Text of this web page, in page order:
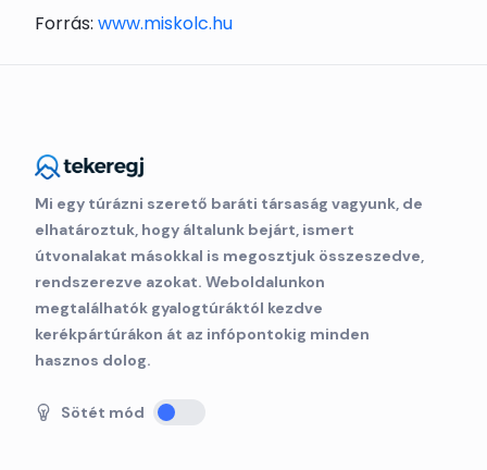
Forrás: www.miskolc.hu
Mi egy túrázni szerető baráti társaság vagyunk, de
elhatároztuk, hogy általunk bejárt, ismert
útvonalakat másokkal is megosztjuk összeszedve,
rendszerezve azokat. Weboldalunkon
megtalálhatók gyalogtúráktól kezdve
kerékpártúrákon át az infópontokig minden
hasznos dolog.
Sötét mód